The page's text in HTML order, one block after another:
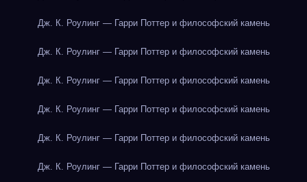
Дж. К. Роулинг — Гарри Поттер и философский камень
Дж. К. Роулинг — Гарри Поттер и философский камень
Дж. К. Роулинг — Гарри Поттер и философский камень
Дж. К. Роулинг — Гарри Поттер и философский камень
Дж. К. Роулинг — Гарри Поттер и философский камень
Дж. К. Роулинг — Гарри Поттер и философский камень